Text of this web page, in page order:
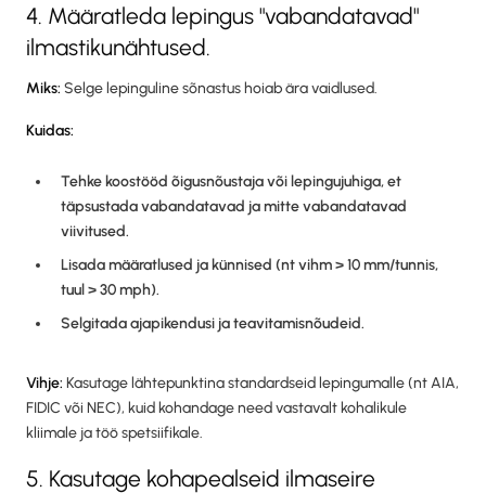
4. Määratleda lepingus "vabandatavad"
ilmastikunähtused.
Miks: Selge lepinguline sõnastus hoiab ära vaidlused.
Kuidas:
Tehke koostööd õigusnõustaja või lepingujuhiga, et
täpsustada vabandatavad ja mitte vabandatavad
viivitused.
Lisada määratlused ja künnised (nt vihm > 10 mm/tunnis,
tuul > 30 mph).
Selgitada ajapikendusi ja teavitamisnõudeid.
Vihje: Kasutage lähtepunktina standardseid lepingumalle (nt AIA,
FIDIC või NEC), kuid kohandage need vastavalt kohalikule
kliimale ja töö spetsiifikale.
5. Kasutage kohapealseid ilmaseire